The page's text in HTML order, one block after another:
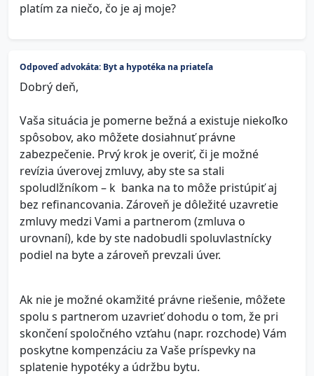
platím za niečo, čo je aj moje?
Odpoveď advokáta: Byt a hypotéka na priateľa
Dobrý deň,
Vaša situácia je pomerne bežná a existuje niekoľko
spôsobov, ako môžete dosiahnuť právne
zabezpečenie. Prvý krok je overiť, či je možné
revízia úverovej zmluvy, aby ste sa stali
spoludlžníkom – k banka na to môže pristúpiť aj
bez refinancovania. Zároveň je dôležité uzavretie
zmluvy medzi Vami a partnerom (zmluva o
urovnaní), kde by ste nadobudli spoluvlastnícky
podiel na byte a zároveň prevzali úver.
Ak nie je možné okamžité právne riešenie, môžete
spolu s partnerom uzavrieť dohodu o tom, že pri
skončení spoločného vzťahu (napr. rozchode) Vám
poskytne kompenzáciu za Vaše príspevky na
splatenie hypotéky a údržbu bytu.